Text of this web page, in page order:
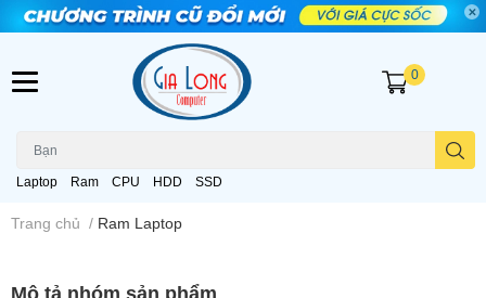
Laptop Ram CPU HDD SSD
0
Trang chủ / Ram Laptop
Mô tả nhóm sản phẩm